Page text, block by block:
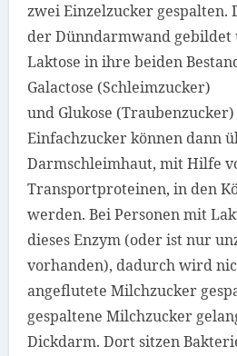
zwei Einzelzucker gespalten.
der Dünndarmwand gebildet
Laktose in ihre beiden
Galactose (Schleimzucker)
und Glukose (Traubenzucker)
Einfachzucker können dann
Darmschleimhaut, mit Hilfe
Transportproteinen, in den
werden. Bei Personen mit
dieses Enzym (oder ist nur
vorhanden), dadurch wird
angeflutete Milchzucker
gespaltene Milchzucker
Dickdarm. Dort sitzen